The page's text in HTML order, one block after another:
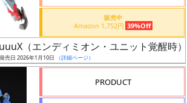
販売中
Amazon 1,752円 39%Off
（エンディミオン・ユニット覚醒時）
売日 2026年1月10日 （詳細ページ）
PRODUCT